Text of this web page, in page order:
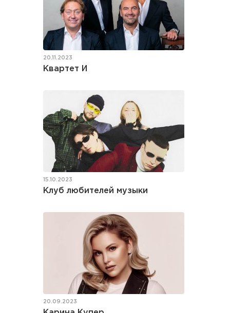
20.11.2023
Квартет И
15.10.2023
Клуб любителей музыки
20.09.2023